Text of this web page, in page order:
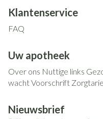
Klantenservice
FAQ
Uw apotheek
Over ons Nuttige links
wachtVoorschrift
Nieuwsbrief